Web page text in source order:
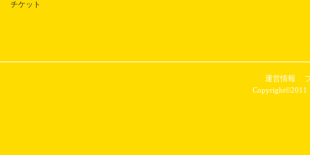
チケット
運営情報
Copyright©2011